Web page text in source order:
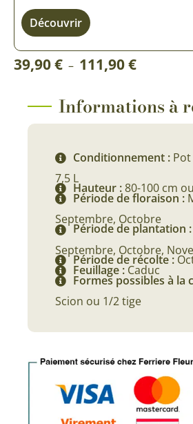
Découvrir
39,90€ – 111,90€Plage
39,90 €
111,90 €
Informations à
Conditionnement :
7,5 L
Hauteur :80-100 cm
Période de floraison :
Septembre, Octobre
Période de plantation :
Septembre, Octobre,
Période de récolte :
Feuillage : Caduc
Formes possibles à la
Scion ou 1/2 tige